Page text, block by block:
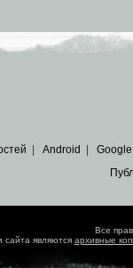
Android Google
Все
являются архивные